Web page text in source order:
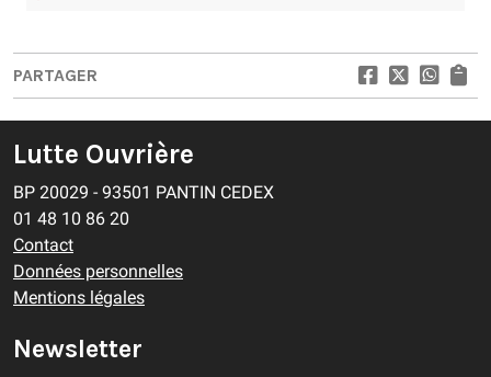
PARTAGER
Lutte Ouvrière
BP 20029 - 93501 PANTIN CEDEX
01 48 10 86 20
Contact
Données personnelles
Mentions légales
Newsletter